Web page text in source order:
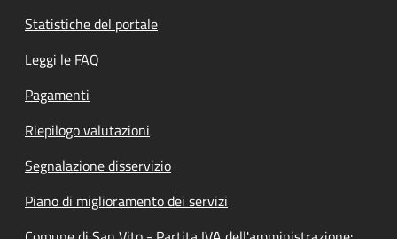
Statistiche del portale
Leggi le FAQ
Pagamenti
Riepilogo valutazioni
Segnalazione disservizio
Piano di miglioramento dei servizi